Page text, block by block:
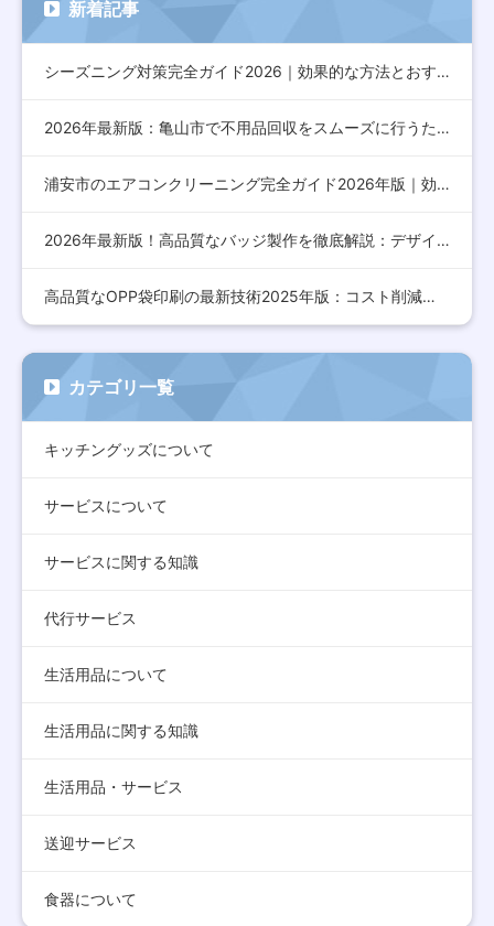
新着記事
シーズニング対策完全ガイド2026｜効果的な方法とおすすめア…
2026年最新版：亀山市で不用品回収をスムーズに行うための完…
浦安市のエアコンクリーニング完全ガイド2026年版｜効果的な…
2026年最新版！高品質なバッジ製作を徹底解説：デザインから…
高品質なOPP袋印刷の最新技術2025年版：コスト削減とデザ…
カテゴリ一覧
キッチングッズについて
サービスについて
サービスに関する知識
代行サービス
生活用品について
生活用品に関する知識
生活用品・サービス
送迎サービス
食器について